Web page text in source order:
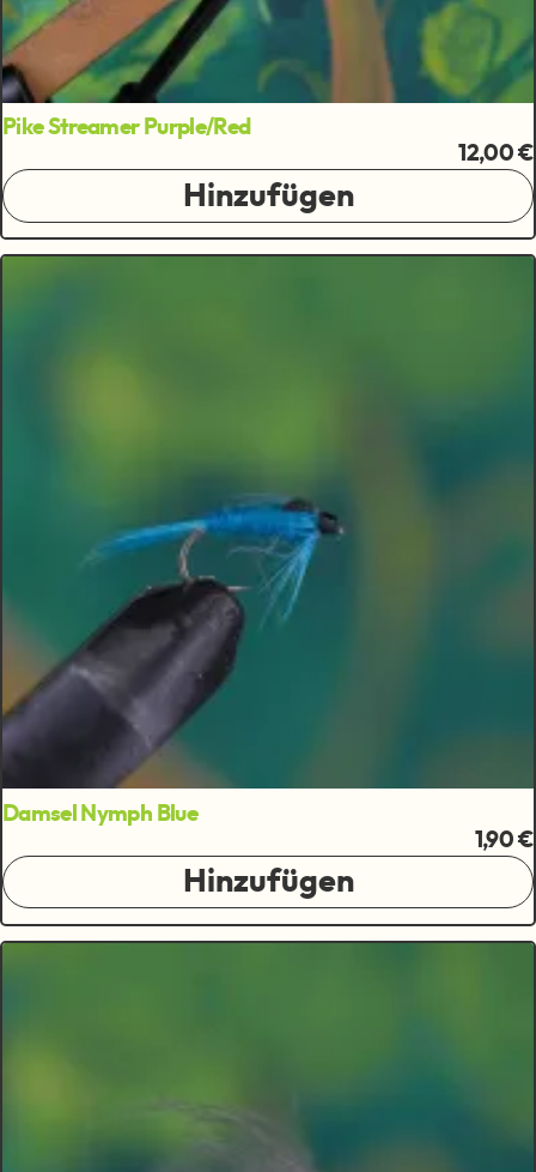
Pike Streamer Purple/Red
12,00 €
Hinzufügen
Damsel Nymph Blue
1,90 €
Hinzufügen